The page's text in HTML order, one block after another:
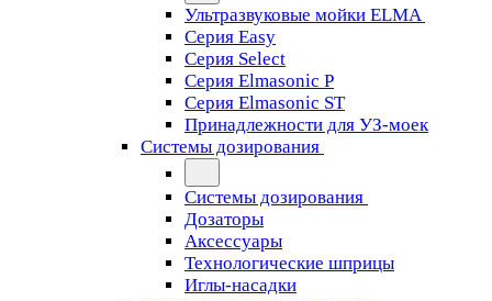
Ультразвуковые мойки ELMA
Серия Easy
Серия Select
Серия Elmasonic P
Серия Elmasonic ST
Принадлежности для УЗ-моек
Системы дозирования
Системы дозирования
Дозаторы
Аксессуары
Технологические шприцы
Иглы-насадки